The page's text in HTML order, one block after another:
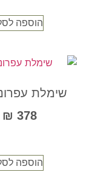
הוספה
שימלת
378
₪
הוספה